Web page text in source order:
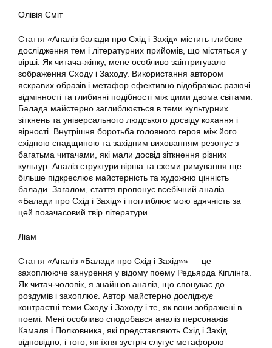
Олівія Сміт
Стаття «Аналіз балади про Схід і Захід» містить глибоке
дослідження тем і літературних прийомів, що містяться у
вірші. Як читача-жінку, мене особливо заінтригувало
зображення Сходу і Заходу. Використання автором
яскравих образів і метафор ефективно відображає разючі
відмінності та глибинні подібності між цими двома світами.
Балада майстерно заглиблюється в теми культурних
зіткнень та універсального людського досвіду кохання і
вірності. Внутрішня боротьба головного героя між його
східною спадщиною та західним вихованням резонує з
багатьма читачами, які мали досвід зіткнення різних
культур. Аналіз структури вірша та схеми римування ще
більше підкреслює майстерність та художню цінність
балади. Загалом, стаття пропонує всебічний аналіз
«Балади про Схід і Захід» і поглиблює мою вдячність за
цей позачасовий твір літератури.
Ліам
Стаття «Аналіз «Балади про Схід і Захід»» — це
захоплююче занурення у відому поему Редьярда Кіплінга.
Як читач-чоловік, я знайшов аналіз, що спонукає до
роздумів і захоплює. Автор майстерно досліджує
контрастні теми Сходу і Заходу і те, як вони зображені в
поемі. Мені особливо сподобався аналіз персонажів
Камаля і Полковника, які представляють Схід і Захід
відповідно, і того, як їхня зустріч слугує метафорою